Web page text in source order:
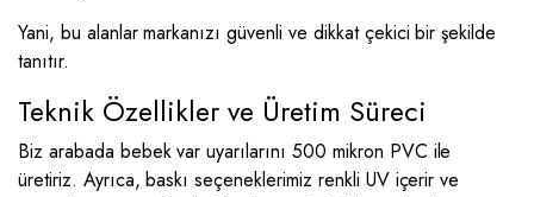
Yani, bu alanlar markanızı güvenli ve dikkat çekici bir şekilde
tanıtır.
Teknik Özellikler ve Üretim Süreci
Biz arabada bebek var uyarılarını 500 mikron PVC ile
üretiriz. Ayrıca, baskı seçeneklerimiz renkli UV içerir ve